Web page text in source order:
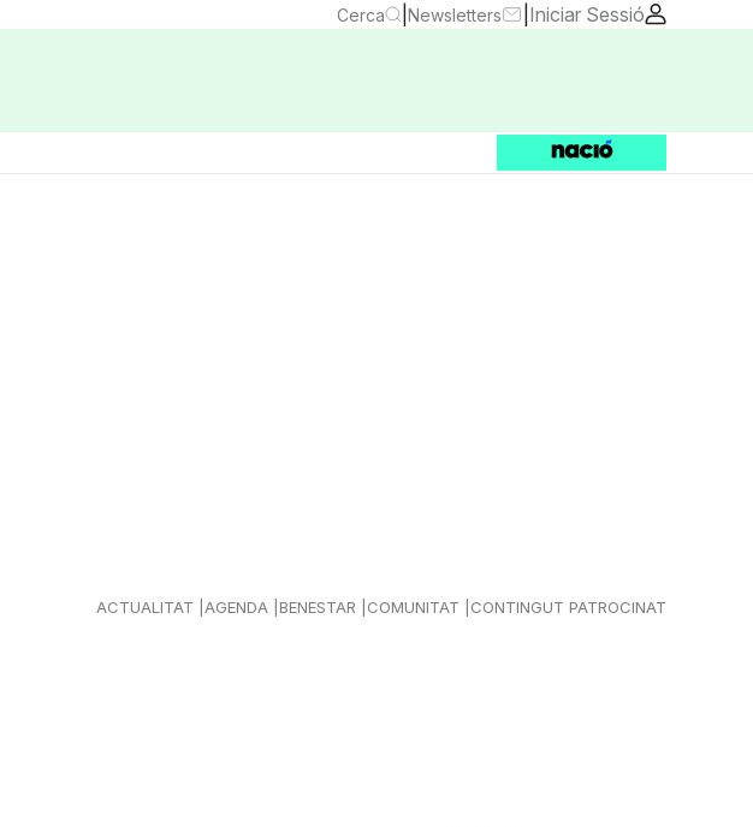
Cerca Newsletters Iniciar Sessió
ACTUALITAT AGENDA BENESTAR COMUNITAT CONTINGUT PATROCINAT